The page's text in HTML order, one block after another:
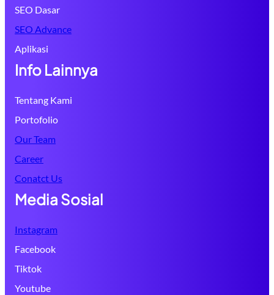
SEO Dasar
SEO Advance
Aplikasi
Info Lainnya
Tentang Kami
Portofolio
Our Team
Career
Conatct Us
Media Sosial
Instagram
Facebook
Tiktok
Youtube